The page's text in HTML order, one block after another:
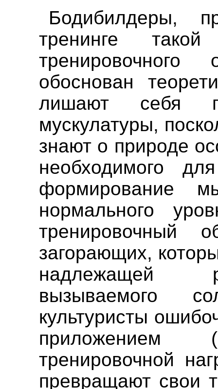
Бодибилдеры,
тренинге
обоснован
лишают себя
мускулатуры,
знают о природе
необходимого
формирование
нормального
тренировочный
загорающих,
надлежащей
вызываемого
культуристы
приложением
тренировочной
превращают свои